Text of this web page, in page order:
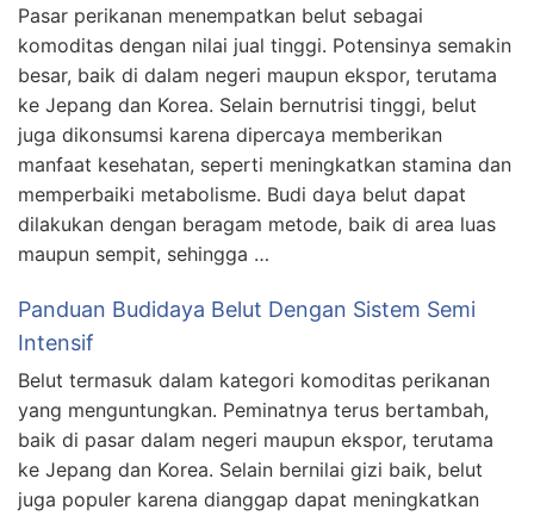
Pasar perikanan menempatkan belut sebagai
komoditas dengan nilai jual tinggi. Potensinya semakin
besar, baik di dalam negeri maupun ekspor, terutama
ke Jepang dan Korea. Selain bernutrisi tinggi, belut
juga dikonsumsi karena dipercaya memberikan
manfaat kesehatan, seperti meningkatkan stamina dan
memperbaiki metabolisme. Budi daya belut dapat
dilakukan dengan beragam metode, baik di area luas
maupun sempit, sehingga …
Panduan Budidaya Belut Dengan Sistem Semi
Intensif
Belut termasuk dalam kategori komoditas perikanan
yang menguntungkan. Peminatnya terus bertambah,
baik di pasar dalam negeri maupun ekspor, terutama
ke Jepang dan Korea. Selain bernilai gizi baik, belut
juga populer karena dianggap dapat meningkatkan